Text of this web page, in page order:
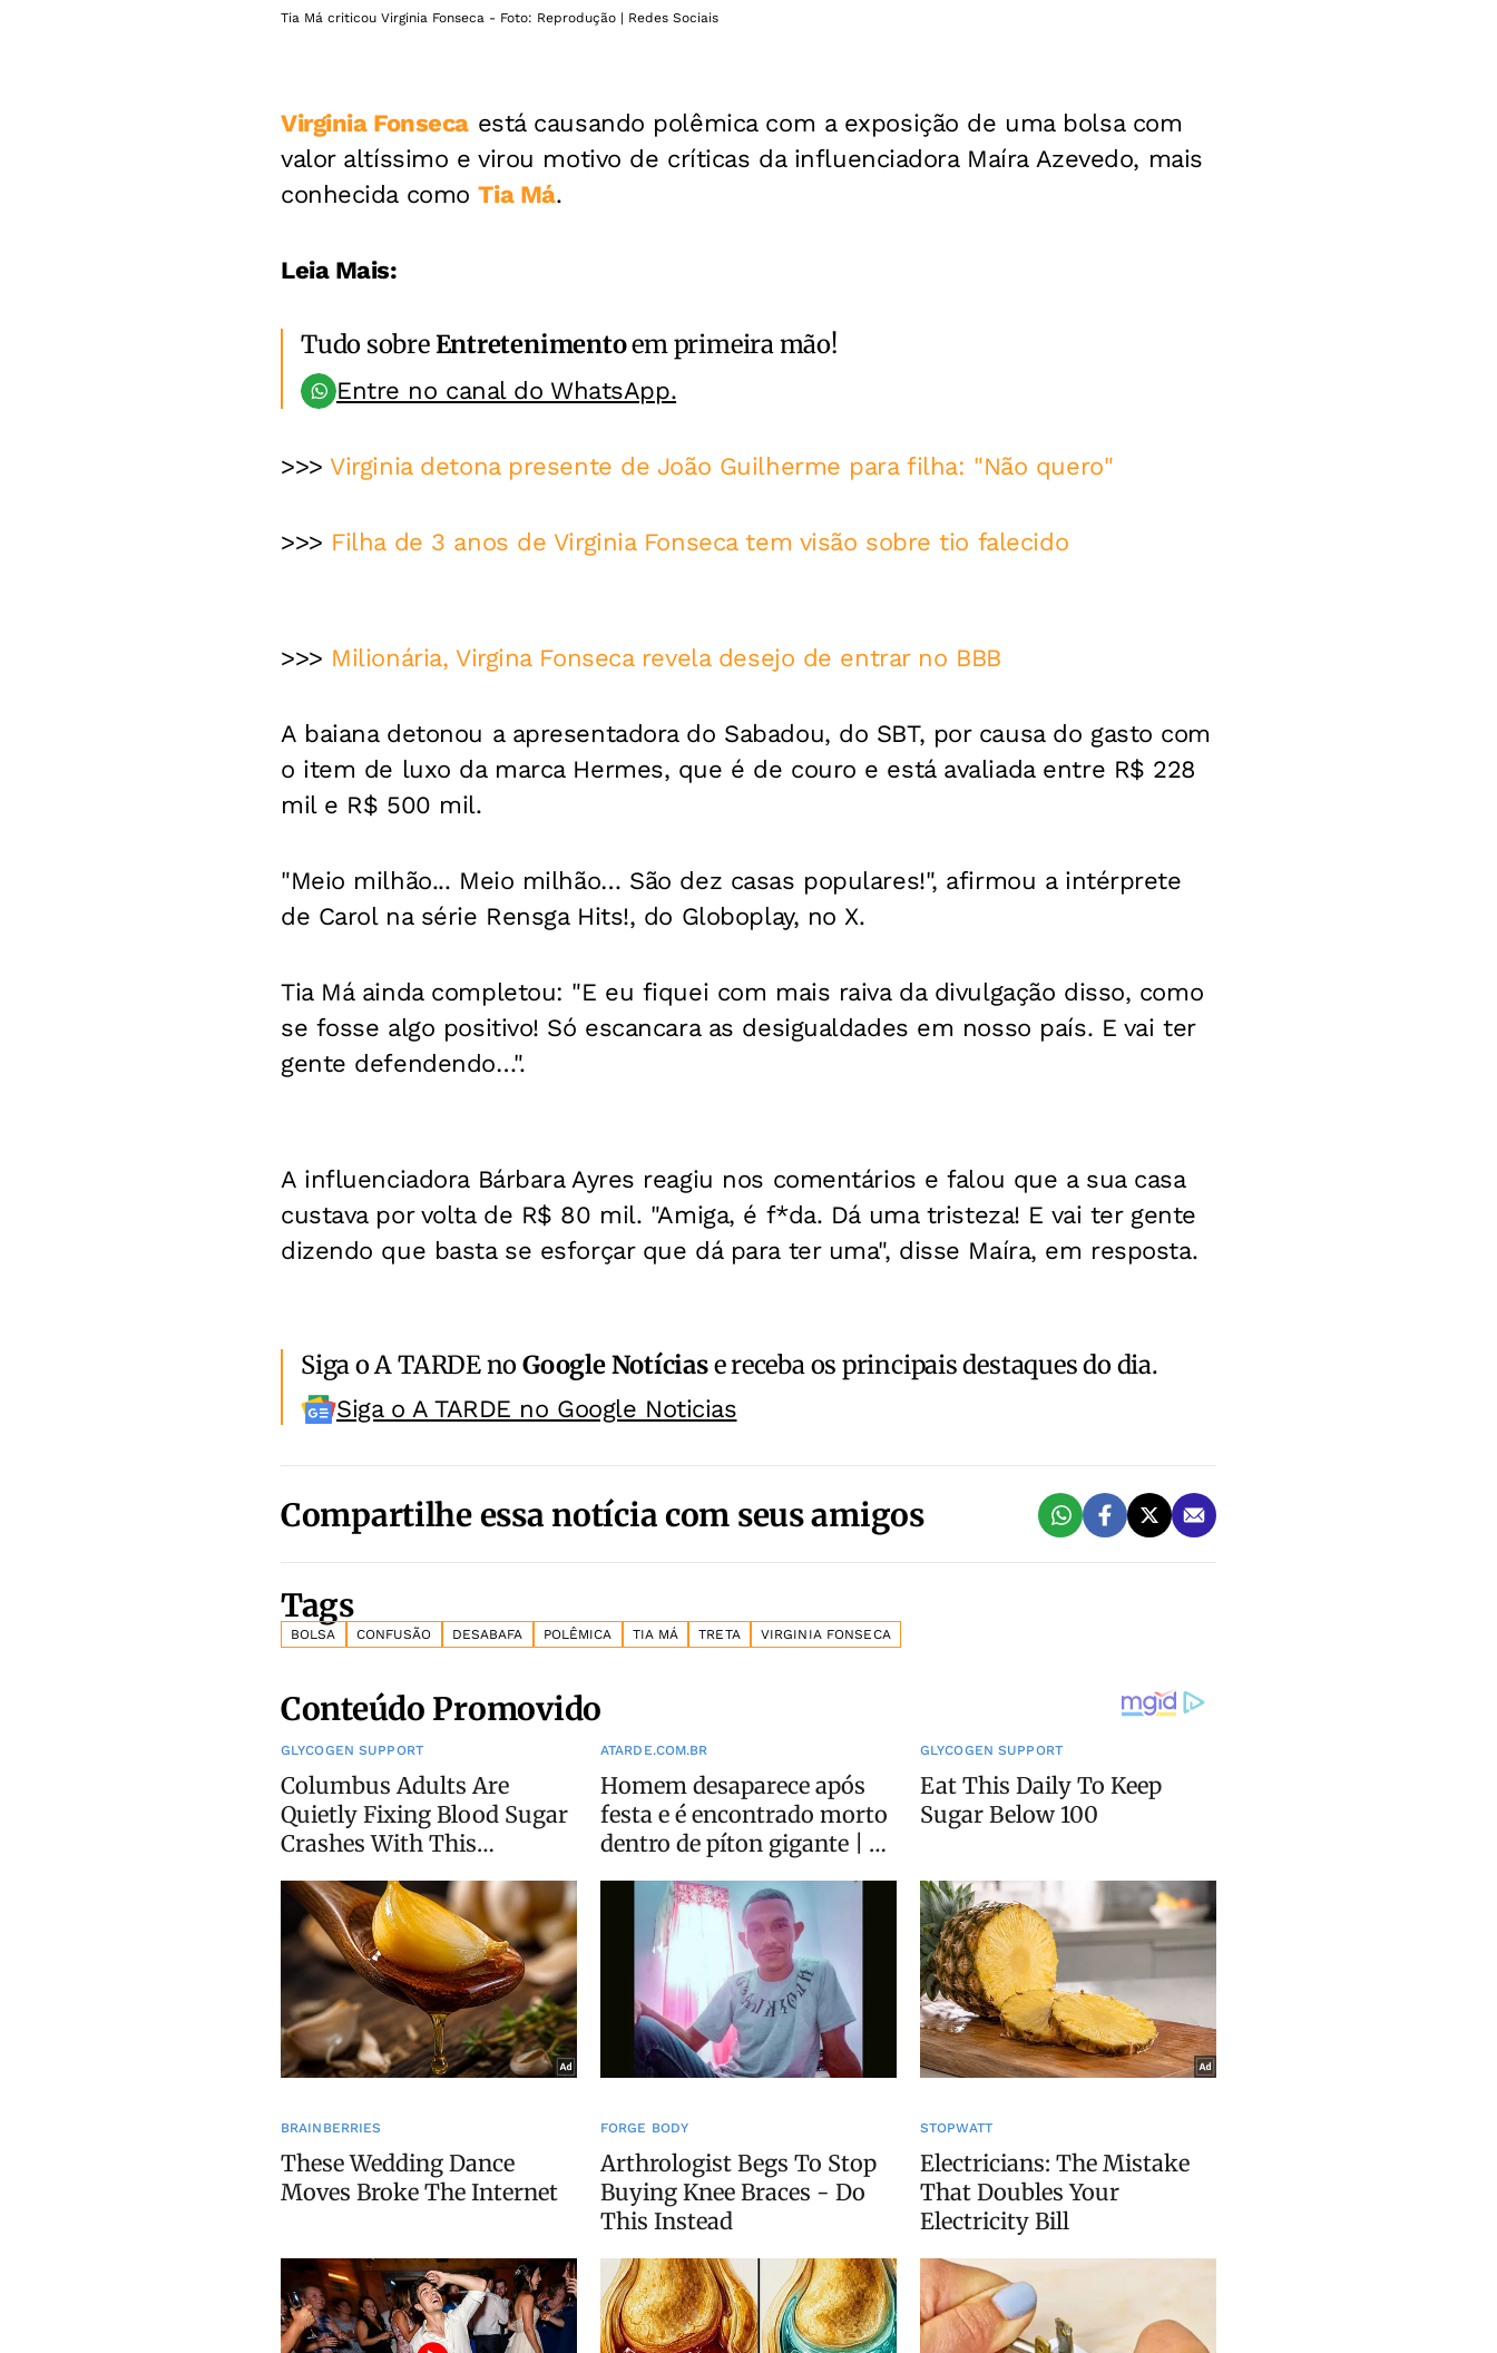
Tia Má criticou Virginia Fonseca - Foto: Reprodução | Redes Sociais
Virginia Fonsecaestá causando polêmica com a exposição de uma bolsa com
valor altíssimo e virou motivo de críticas da influenciadora Maíra Azevedo, mais
conhecida comoTia Má.
Leia Mais:
Tudo sobreEntretenimentoem primeira mão!
Entre no canal do WhatsApp.
>>>Virginia detona presente de João Guilherme para filha: "Não quero"
>>> Filha de 3 anos de Virginia Fonseca tem visão sobre tio falecido
>>> Milionária, Virgina Fonseca revela desejo de entrar no BBB
A baiana detonou a apresentadora do Sabadou, do SBT, por causa do gasto com
o item de luxo da marca Hermes, que é de couro e está avaliada entre R$ 228
mil e R$ 500 mil.
"Meio milhão... Meio milhão… São dez casas populares!", afirmou a intérprete
de Carol na série Rensga Hits!, do Globoplay, no X.
Tia Má ainda completou: "E eu fiquei com mais raiva da divulgação disso, como
se fosse algo positivo! Só escancara as desigualdades em nosso país. E vai ter
gente defendendo…".
A influenciadora Bárbara Ayres reagiu nos comentários e falou que a sua casa
custava por volta de R$ 80 mil. "Amiga, é f*da. Dá uma tristeza! E vai ter gente
dizendo que basta se esforçar que dá para ter uma", disse Maíra, em resposta.
Siga o A TARDE noGoogle Notíciase receba os principais destaques do dia.
Siga o A TARDE no Google Noticias
Compartilhe essa notícia com seus amigos
Tags
BOLSA CONFUSÃO DESABAFA POLÊMICA TIA MÁ TRETA VIRGINIA FONSECA